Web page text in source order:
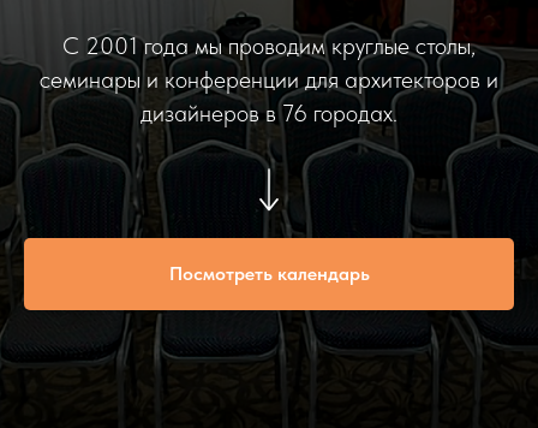
С 2001 года мы проводим круглые столы,
семинары и конференции для архитекторов и
дизайнеров в 76 городах.
Посмотреть календарь